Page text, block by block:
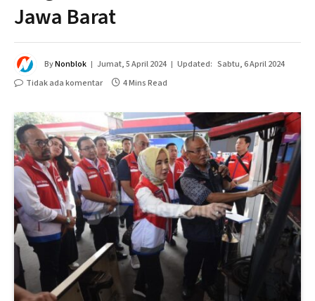
Jawa Barat
ByNonblok Jumat, 5 April 2024 Updated: Sabtu, 6 April 2024
Tidak ada komentar
4 Mins Read